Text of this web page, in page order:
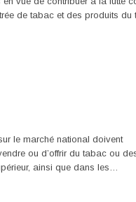
de tabac et des produits du
le marché national doivent
ou d’offrir du tabac ou
ainsi que dans les…